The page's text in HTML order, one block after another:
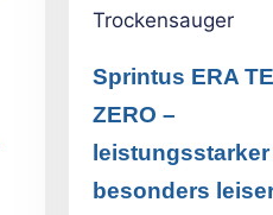
Sprintus ERA
ZERO –
besonders